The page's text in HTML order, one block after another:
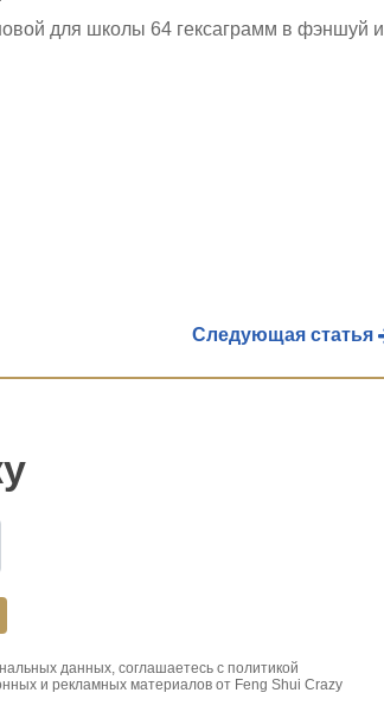
для школы 64 гексаграмм в фэншуй и
Следующая статья
данных, соглашаетесь с политикой
и рекламных материалов от Feng Shui Crazy